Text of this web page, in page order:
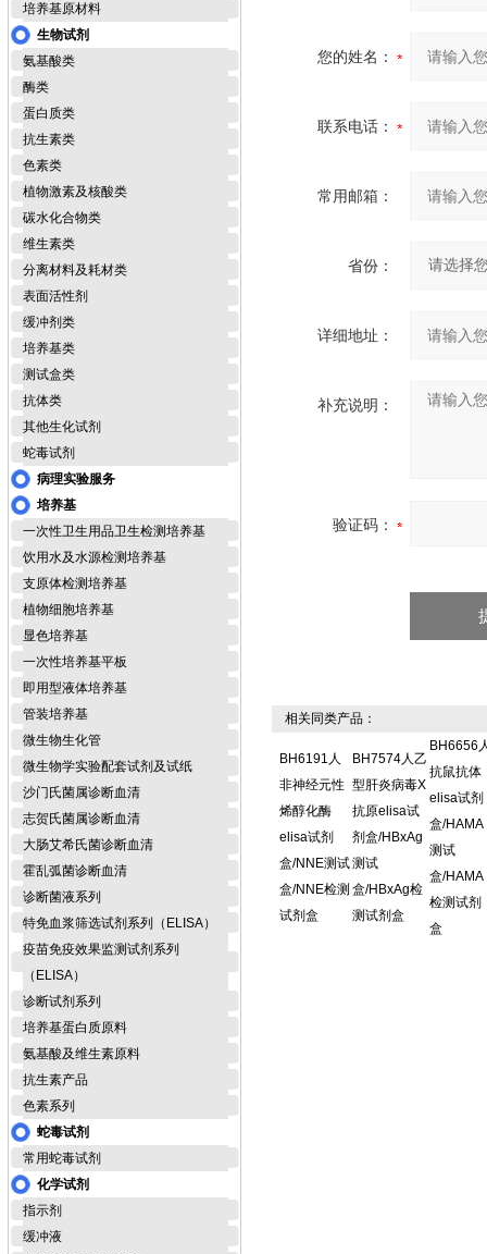
培养基原材料
生物试剂
氨基酸类
酶类
蛋白质类
抗生素类
色素类
植物激素及核酸类
碳水化合物类
维生素类
分离材料及耗材类
表面活性剂
缓冲剂类
培养基类
测试盒类
抗体类
其他生化试剂
蛇毒试剂
病理实验服务
培养基
一次性卫生用品卫生检测培养基
饮用水及水源检测培养基
支原体检测培养基
植物细胞培养基
显色培养基
一次性培养基平板
即用型液体培养基
管装培养基
微生物生化管
微生物学实验配套试剂及试纸
沙门氏菌属诊断血清
志贺氏菌属诊断血清
大肠艾希氏菌诊断血清
霍乱弧菌诊断血清
诊断菌液系列
特免血浆筛选试剂系列（ELISA）
疫苗免疫效果监测试剂系列
（ELISA）
诊断试剂系列
培养基蛋白质原料
氨基酸及维生素原料
抗生素产品
色素系列
蛇毒试剂
常用蛇毒试剂
化学试剂
指示剂
缓冲液
您的姓名：
联系电话：
常用邮箱：
省份：
详细地址：
补充说明：
验证码：
相关同类产品：
BH6191人
非神经元性
烯醇化酶
elisa试剂
盒/NNE测试
盒/NNE检测
试剂盒
BH7574人乙
型肝炎病毒X
抗原elisa试
剂盒/HBxAg
测试
盒/HBxAg检
测试剂盒
BH6656
抗鼠抗体
elisa试剂
盒/HAMA
测试
盒/HAMA
检测试剂
盒